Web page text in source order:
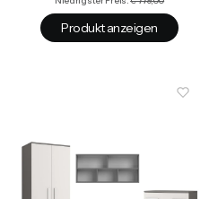
Produkt anzeigen